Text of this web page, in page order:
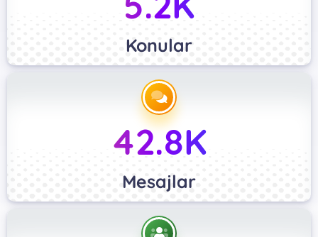
Konular
42.8K
Mesajlar